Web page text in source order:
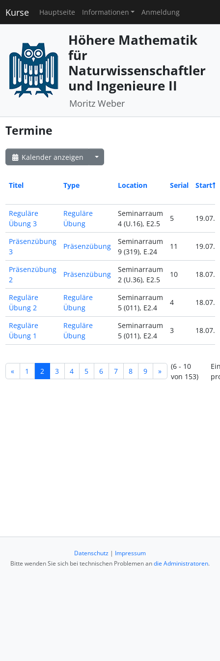
Kurse Hauptseite Informationen Anmeldung
Höhere Mathematik
für
Naturwissenschaftler
und Ingenieure II
Moritz Weber
Termine
Kalender anzeigen
Titel Type Location Serial Start
Reguläre
Übung 3
Reguläre
Übung
Seminarraum
4 (U.16), E2.5
5
Präsenzübung
3
Präsenzübung
Seminarraum
9 (319), E.24
11
Präsenzübung
2
Präsenzübung
Seminarraum
2 (U.36), E2.5
10
Reguläre
Übung 2
Reguläre
Übung
Seminarraum
5 (011), E2.4
4
Reguläre
Übung 1
Reguläre
Übung
Seminarraum
5 (011), E2.4
3
« 1 2 3 4 5 6 7 8 9 »
(6 - 10
von 153)
Datenschutz | Impressum
Bitte wenden Sie sich bei technischen Problemen andie Administratoren.